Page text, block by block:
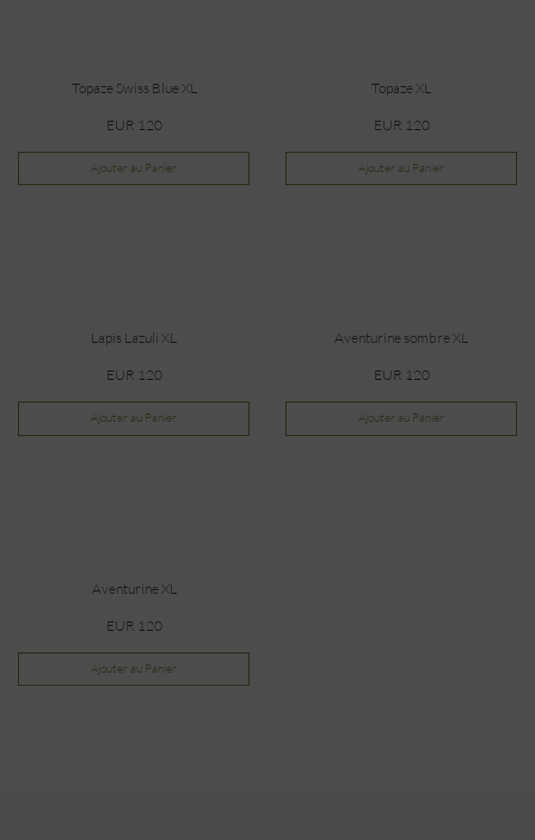
Topaze Swiss Blue XL
EUR 120
Ajouter au Panier
Topaze XL
EUR 120
Ajouter au Panier
Lapis Lazuli XL
EUR 120
Ajouter au Panier
Aventurine sombre XL
EUR 120
Ajouter au Panier
Aventurine XL
EUR 120
Ajouter au Panier